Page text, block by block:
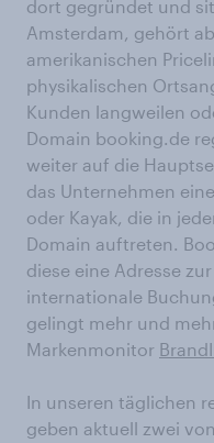
dort gegründet und
Amsterdam, gehört
amerikanischen
physikalischen
Kunden langweilen
Domain booking.de
weiter auf die
das Unternehmen
oder Kayak, die in
Domain auftreten.
diese eine Adresse
internationale
gelingt mehr und
Markenmonitor
In unseren täglichen
geben aktuell zwei